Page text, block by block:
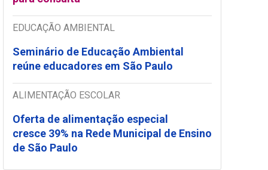
EDUCAÇÃO AMBIENTAL
Seminário de Educação Ambiental
reúne educadores em São Paulo
ALIMENTAÇÃO ESCOLAR
Oferta de alimentação especial
cresce 39% na Rede Municipal de Ensino
de São Paulo